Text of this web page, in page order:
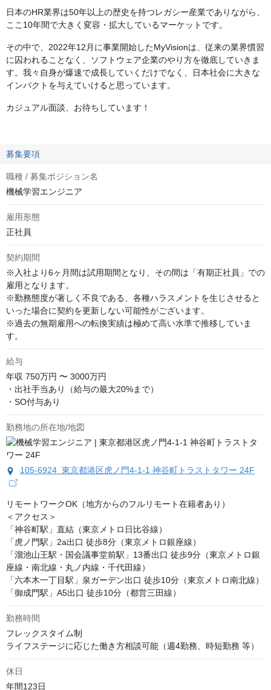
日本のHR業界は50年以上の歴史を持つレガシー産業でありながら、
ここ10年間で大きく変容・拡大しているマーケットです。
その中で、2022年12月に事業開始したMyVisionは、従来の業界慣習
に囚われることなく、ソフトウェア企業のやり方を徹底していきま
す。我々自身が爆速で成長していくだけでなく、日本社会に大きな
インパクトを与えていけると思っています。
カジュアル面談、お待ちしています！
募集要項
職種 / 募集ポジション名
機械学習エンジニア
雇用形態
正社員
契約期間
※入社より6ヶ月間は試用期間となり、その間は「有期正社員」での
雇用となります。
※勤務態度が著しく不良である、各種ハラスメントを生じさせると
いった場合に契約を更新しない可能性がございます。
※過去の無期雇用への転換実績は極めて高い水準で推移していま
す。
給与
年収 750万円 〜 3000万円
・出社手当あり（給与の最大20%まで）
・SO付与あり
勤務地の所在地/地図
105-6924 東京都港区虎ノ門4-1-1 神谷町トラストタワー 24F
リモートワークOK（地方からのフルリモート在籍者あり）
＜アクセス＞
「神谷町駅」直結（東京メトロ日比谷線）
「虎ノ門駅」2a出口 徒歩8分（東京メトロ銀座線）
「溜池山王駅・国会議事堂前駅」13番出口 徒歩9分（東京メトロ銀
座線・南北線・丸ノ内線・千代田線）
「六本木一丁目駅」泉ガーデン出口 徒歩10分（東京メトロ南北線）
「御成門駅」A5出口 徒歩10分（都営三田線）
勤務時間
フレックスタイム制
ライフステージに応じた働き方相談可能（週4勤務、時短勤務 等）
休日
年間123日